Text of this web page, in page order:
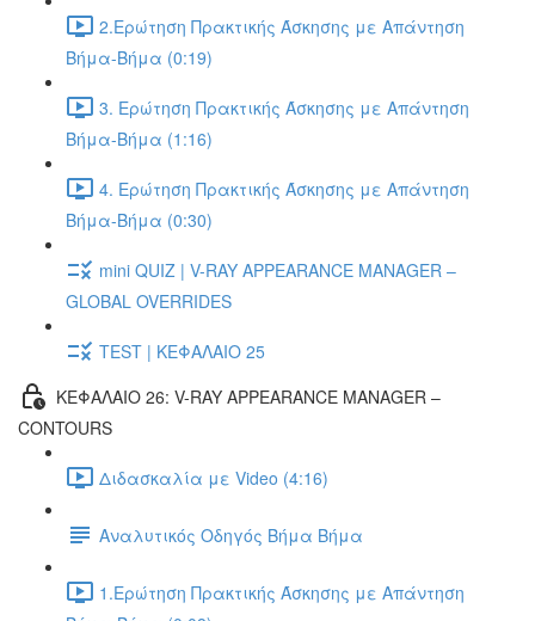
2.Ερώτηση Πρακτικής Άσκησης με Απάντηση
Βήμα-Βήμα (0:19)
3. Ερώτηση Πρακτικής Άσκησης με Απάντηση
Βήμα-Βήμα (1:16)
4. Ερώτηση Πρακτικής Άσκησης με Απάντηση
Βήμα-Βήμα (0:30)
mini QUIZ | V-RAY APPEARANCE MANAGER –
GLOBAL OVERRIDES
TEST | ΚΕΦΑΛΑΙΟ 25
ΚΕΦΑΛΑΙΟ 26: V-RAY APPEARANCE MANAGER –
CONTOURS
Διδασκαλία με Video (4:16)
Αναλυτικός Οδηγός Βήμα Βήμα
1.Ερώτηση Πρακτικής Άσκησης με Απάντηση